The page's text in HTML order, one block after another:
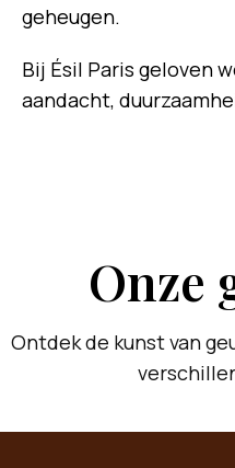
geheugen.
Bij Ésil Paris geloven
aandacht,
Onze
Ontdek de kunst van